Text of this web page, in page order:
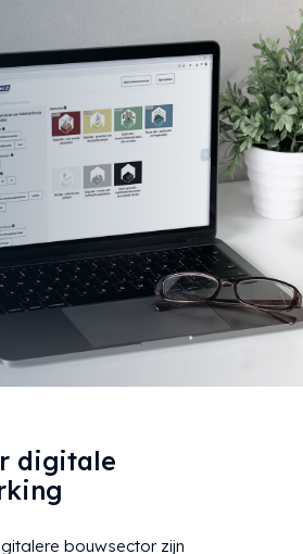
digitale
bouwsector zijn